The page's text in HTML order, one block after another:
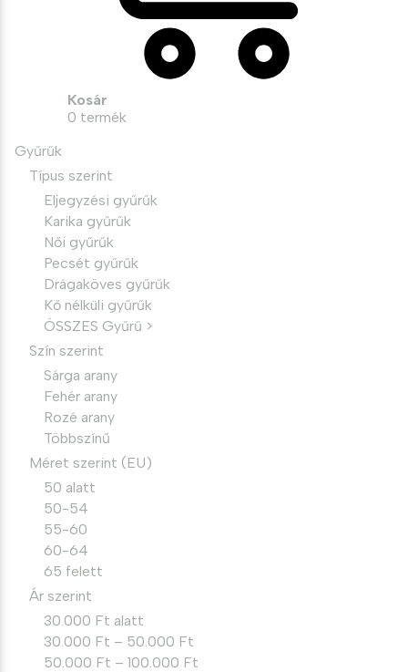
Kosár
0 termék
Gyűrűk
Típus szerint
Eljegyzési gyűrűk
Karika gyűrűk
Női gyűrűk
Pecsét gyűrűk
Drágaköves gyűrűk
Kő nélküli gyűrűk
ÖSSZES Gyűrű >
Szín szerint
Sárga arany
Fehér arany
Rozé arany
Többszínű
Méret szerint (EU)
50 alatt
50-54
55-60
60-64
65 felett
Ár szerint
30.000 Ft alatt
30.000 Ft – 50.000 Ft
50.000 Ft – 100.000 Ft